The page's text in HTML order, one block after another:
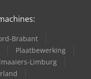
Brabant
Plaatbewerking
Limburg